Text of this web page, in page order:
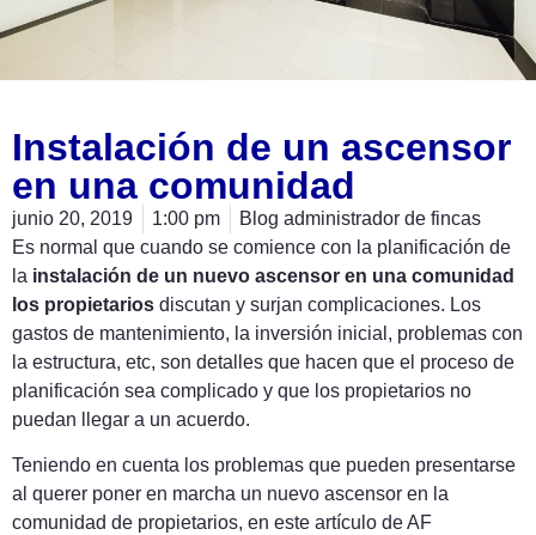
Instalación de un ascensor
en una comunidad
junio 20, 2019 1:00 pm
Blog administrador de fincas
Es normal que cuando se comience con la planificación de
la instalación de un nuevo ascensor en una comunidad
los propietarios discutan y surjan complicaciones. Los
gastos de mantenimiento, la inversión inicial, problemas con
la estructura, etc, son detalles que hacen que el proceso de
planificación sea complicado y que los propietarios no
puedan llegar a un acuerdo.
Teniendo en cuenta los problemas que pueden presentarse
al querer poner en marcha un nuevo ascensor en la
comunidad de propietarios, en este artículo de AF